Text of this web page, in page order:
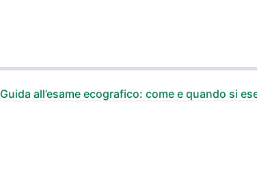
Guida all’esame ecografico: come e quando si